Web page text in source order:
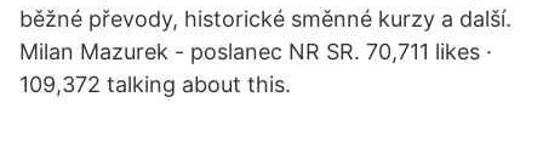
běžné převody, historické směnné kurzy a další.
Milan Mazurek - poslanec NR SR. 70,711 likes ·
109,372 talking about this.